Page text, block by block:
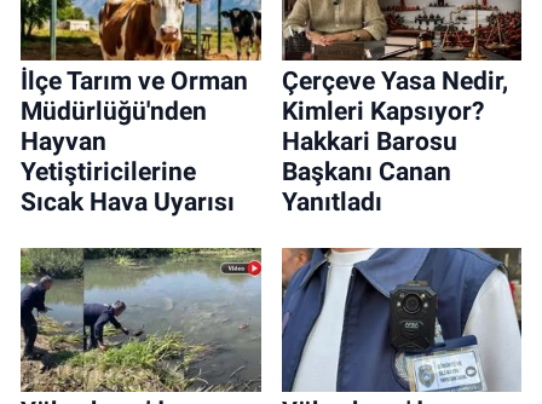
İlçe Tarım ve Orman
Müdürlüğü'nden
Hayvan
Yetiştiricilerine
Sıcak Hava Uyarısı
Çerçeve Yasa Nedir,
Kimleri Kapsıyor?
Hakkari Barosu
Başkanı Canan
Yanıtladı